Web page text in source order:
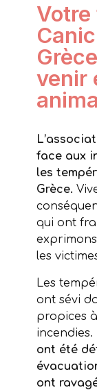
venir
face aux
les
Grèce.
qui ont
les
Les
ont sévi
propices
incendies.
ont été
ont